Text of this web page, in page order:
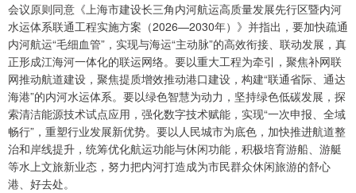
会议原则同意《上海市建设长三角内河航运高质量发展先行区暨内河
水运体系联通工程实施方案（2026—2030年）》并指出，要加快疏通
内河航运“毛细血管”，实现与海运“主动脉”的高效衔接、联动发展，真
正形成江海河一体化的联运网络。要以重大工程为牵引，聚焦补网联
网推动航道建设，聚焦提质增效推动港口建设，构建“联通省际、通达
海港”的内河水运体系。要以绿色智慧为动力，坚持绿色低碳发展，探
索清洁能源技术试点应用，强化数字技术赋能，实现“一次申报、全域
畅行”，重塑行业发展新优势。要以人民城市为底色，加快推进航道整
治和岸线提升，统筹优化航运功能与休闲功能，积极培育游船、游艇
等水上文旅新业态，努力把内河打造成为市民群众休闲旅游的舒心
港、好去处。